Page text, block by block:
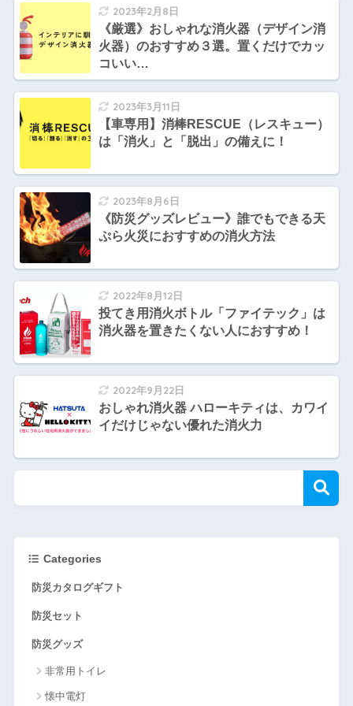
2023年2月8日
《厳選》おしゃれな消火器（デザイン消
火器）のおすすめ３選。置くだけでカッ
コいい…
2023年3月11日
【車専用】消棒RESCUE（レスキュー）
は「消火」と「脱出」の備えに！
2023年8月6日
《防災グッズレビュー》誰でもできる天
ぷら火災におすすめの消火方法
2022年8月12日
投てき用消火ボトル「ファイテック」は
消火器を置きたくない人におすすめ！
2022年9月22日
おしゃれ消火器 ハローキティは、カワイ
イだけじゃない優れた消火力
Categories
防災カタログギフト
防災セット
防災グッズ
非常用トイレ
懐中電灯